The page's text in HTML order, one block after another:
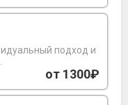
от 1300₽